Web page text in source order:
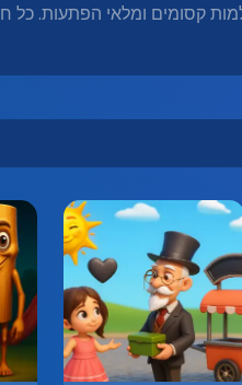
קסומים ומלאי הפתעות.